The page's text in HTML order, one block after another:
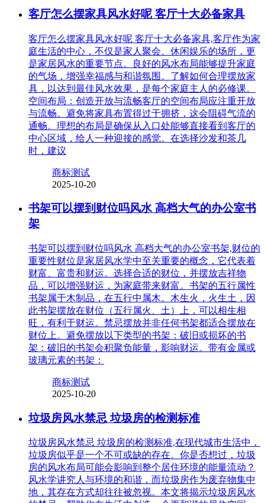
客厅怎么摆家具风水好呢 客厅十大必备家具
客厅怎么摆家具风水好呢 客厅十大必备家具,客厅作为家
庭生活的中心，不仅是家人聚会、休闲娱乐的场所，更
是家居风水的重要节点。良好的风水布局能够提升家庭
的气场，增强幸福感与和谐氛围。了解如何合理摆放家
具，以达到最佳风水效果，是每个家庭主人的必修课。
空间布局：创造开放与流畅客厅的空间布局应注重开放
与流畅。避免将家具布置得过于拥挤，这会阻碍气流的
通畅。理想的布局是确保从入口处能够直接看到客厅的
中心区域，给人一种迎接的感觉。在选择沙发和茶几
时，建议
商标测试
2025-10-20
书架可以摆到财位吗风水 高档大气的办公室书
架
书架可以摆到财位吗风水 高档大气的办公室书架,财位的
重要性财位是家居风水学中至关重要的概念，它代表着
财富、富贵和财运。选择合适的财位，并摆放吉祥物
品，可以增强财运，为家庭带来财富。书架的五行属性
书架属于木制品，在五行中属木。木生火，火生土，因
此书架摆放在财位（五行属火、土）上，可以相生相
旺，有利于财运。禁忌摆放并非任何书架都适合摆放在
财位上。避免摆放以下类型的书架：破旧或损坏的书
架：破旧的书架会积聚负能量，影响财运。带有金属或
玻璃元素的书架：
商标测试
2025-10-20
垃圾房风水禁忌 垃圾房的检测标准
垃圾房风水禁忌 垃圾房的检测标准,在现代城市生活中，
垃圾房似乎是一个不可或缺的存在。你是否想过，垃圾
房的风水布局可能会影响到整个居住环境的能量流动？
风水学讲究人与环境的和谐，而垃圾房作为废弃物集中
地，其存在方式却往往被忽视。本文将揭示垃圾房风水